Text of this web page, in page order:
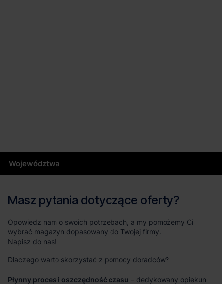
Województwa
Masz pytania dotyczące oferty?
Opowiedz nam o swoich potrzebach, a my pomożemy Ci
wybrać magazyn dopasowany do Twojej firmy.
Napisz do nas!
Dlaczego warto skorzystać z pomocy doradców?
Płynny proces i oszczędność czasu – dedykowany opiekun